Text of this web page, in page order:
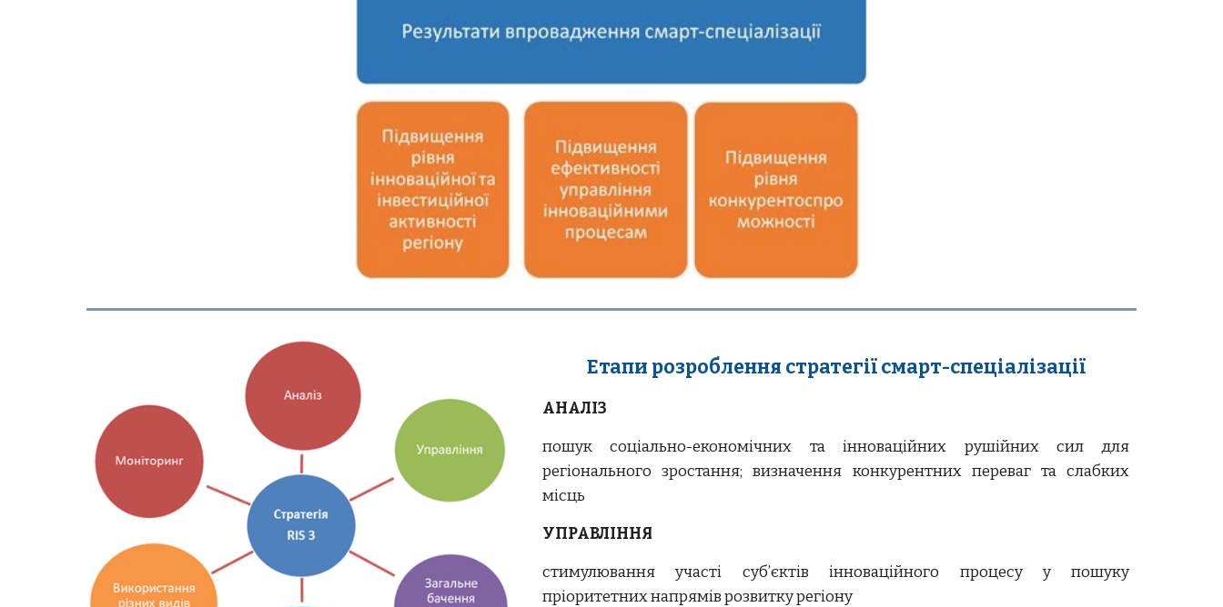
Етапи розроблення стратегії смарт-спеціалізації
АНАЛІЗ
пошук соціально-економічних та інноваційних рушійних сил для
регіонального зростання; визначення конкурентних переваг та слабких
місць
УПРАВЛІННЯ
стимулювання участі суб’єктів інноваційного процесу у пошуку
пріоритетних напрямів розвитку регіону